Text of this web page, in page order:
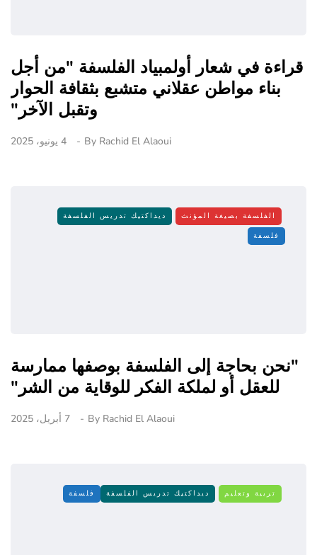
قراءة في شعار أولمبياد الفلسفة "من أجل
بناء مواطن عقلاني متشبع بثقافة الحوار
وتقبل الآخر"
By Rachid El Alaoui 4 يونيو، 2025
الفلسفة بصيغة المؤنث
ديداكتيك تدريس الفلسفة
فلسفة
"نحن بحاجة إلى الفلسفة بوصفها ممارسة
للعقل أو لملكة الفكر للوقاية من الشر"
By Rachid El Alaoui 7 أبريل، 2025
تربية وتعليم ديداكتيك تدريس الفلسفة فلسفة